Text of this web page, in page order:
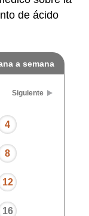
de ácido
a semana
Siguiente
4
8
12
16